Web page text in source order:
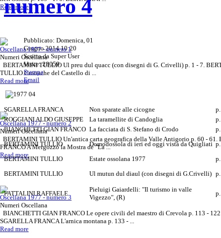
numero 4
Pubblicato: Domenica, 01
Giugno 2014 10:20
Scritto da Super User
Visite: 28059
Stampa
Email
SGARELLA FRANCA Non sparate alle cicogne
ROGGIANI ALDO GIUSEPPE
La taramellite di Candoglia
BIANCHETTI GIAN FRANCO La facciata di S. Stefano di Crodo
BERTAMINI TULLIO
Domodossola di ieri ed oggi vista da Quigliati
BERTAMINI TULLIO
Estate ossolana 1977
BERTAMINI TULLIO
Ul mutun dul diaul (con disegni di G.Crivelli)
FATTALINI RAFFAELE
Pieluigi Gaiardelli: "Il turismo in valle
Vigezzo", (R)
Read more
Oscellana 1977 - numero 1
Numeri Oscellana
BERTAMINI TULLIO Ul preu dul quacc (con disegni di G. Crivelli) p. 1 - 7.
TULLIO Cronache del Castello di ...
Read more
Oscellana 1977 - numero 2
Numeri Oscellana
BERTAMINI TULLIO Un'antica carta geografica della Valle Antigorio p. 60 - 61.
FRANCO A Mergozzo la Mostra de "La ...
Read more
Oscellana 1977 - numero 3
Numeri Oscellana
BIANCHETTI GIAN FRANCO Le opere civili del maestro di Crevola p. 113 -
SGARELLA FRANCA L'arnica montana p. 133 - ...
Read more